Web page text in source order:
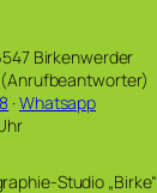
Birkenwerder
(Anrufbeantworter)
· Whatsapp
Studio „Birke“